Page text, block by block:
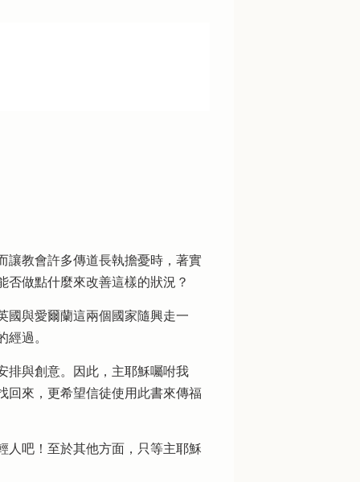
讓教會許多傳道長執擔憂時，著實
否做點什麼來改善這樣的狀況？
與愛爾蘭這兩個國家隨興走一
經過。
與創意。因此，主耶穌囑咐我
回來，更希望信徒使用此書來傳福
吧！至於其他方面，只等主耶穌